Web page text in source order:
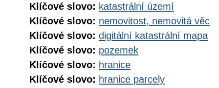
Klíčové slovo: katastrální území
Klíčové slovo: nemovitost, nemovitá věc
Klíčové slovo: digitální katastrální mapa
Klíčové slovo: pozemek
Klíčové slovo: hranice
Klíčové slovo: hranice parcely